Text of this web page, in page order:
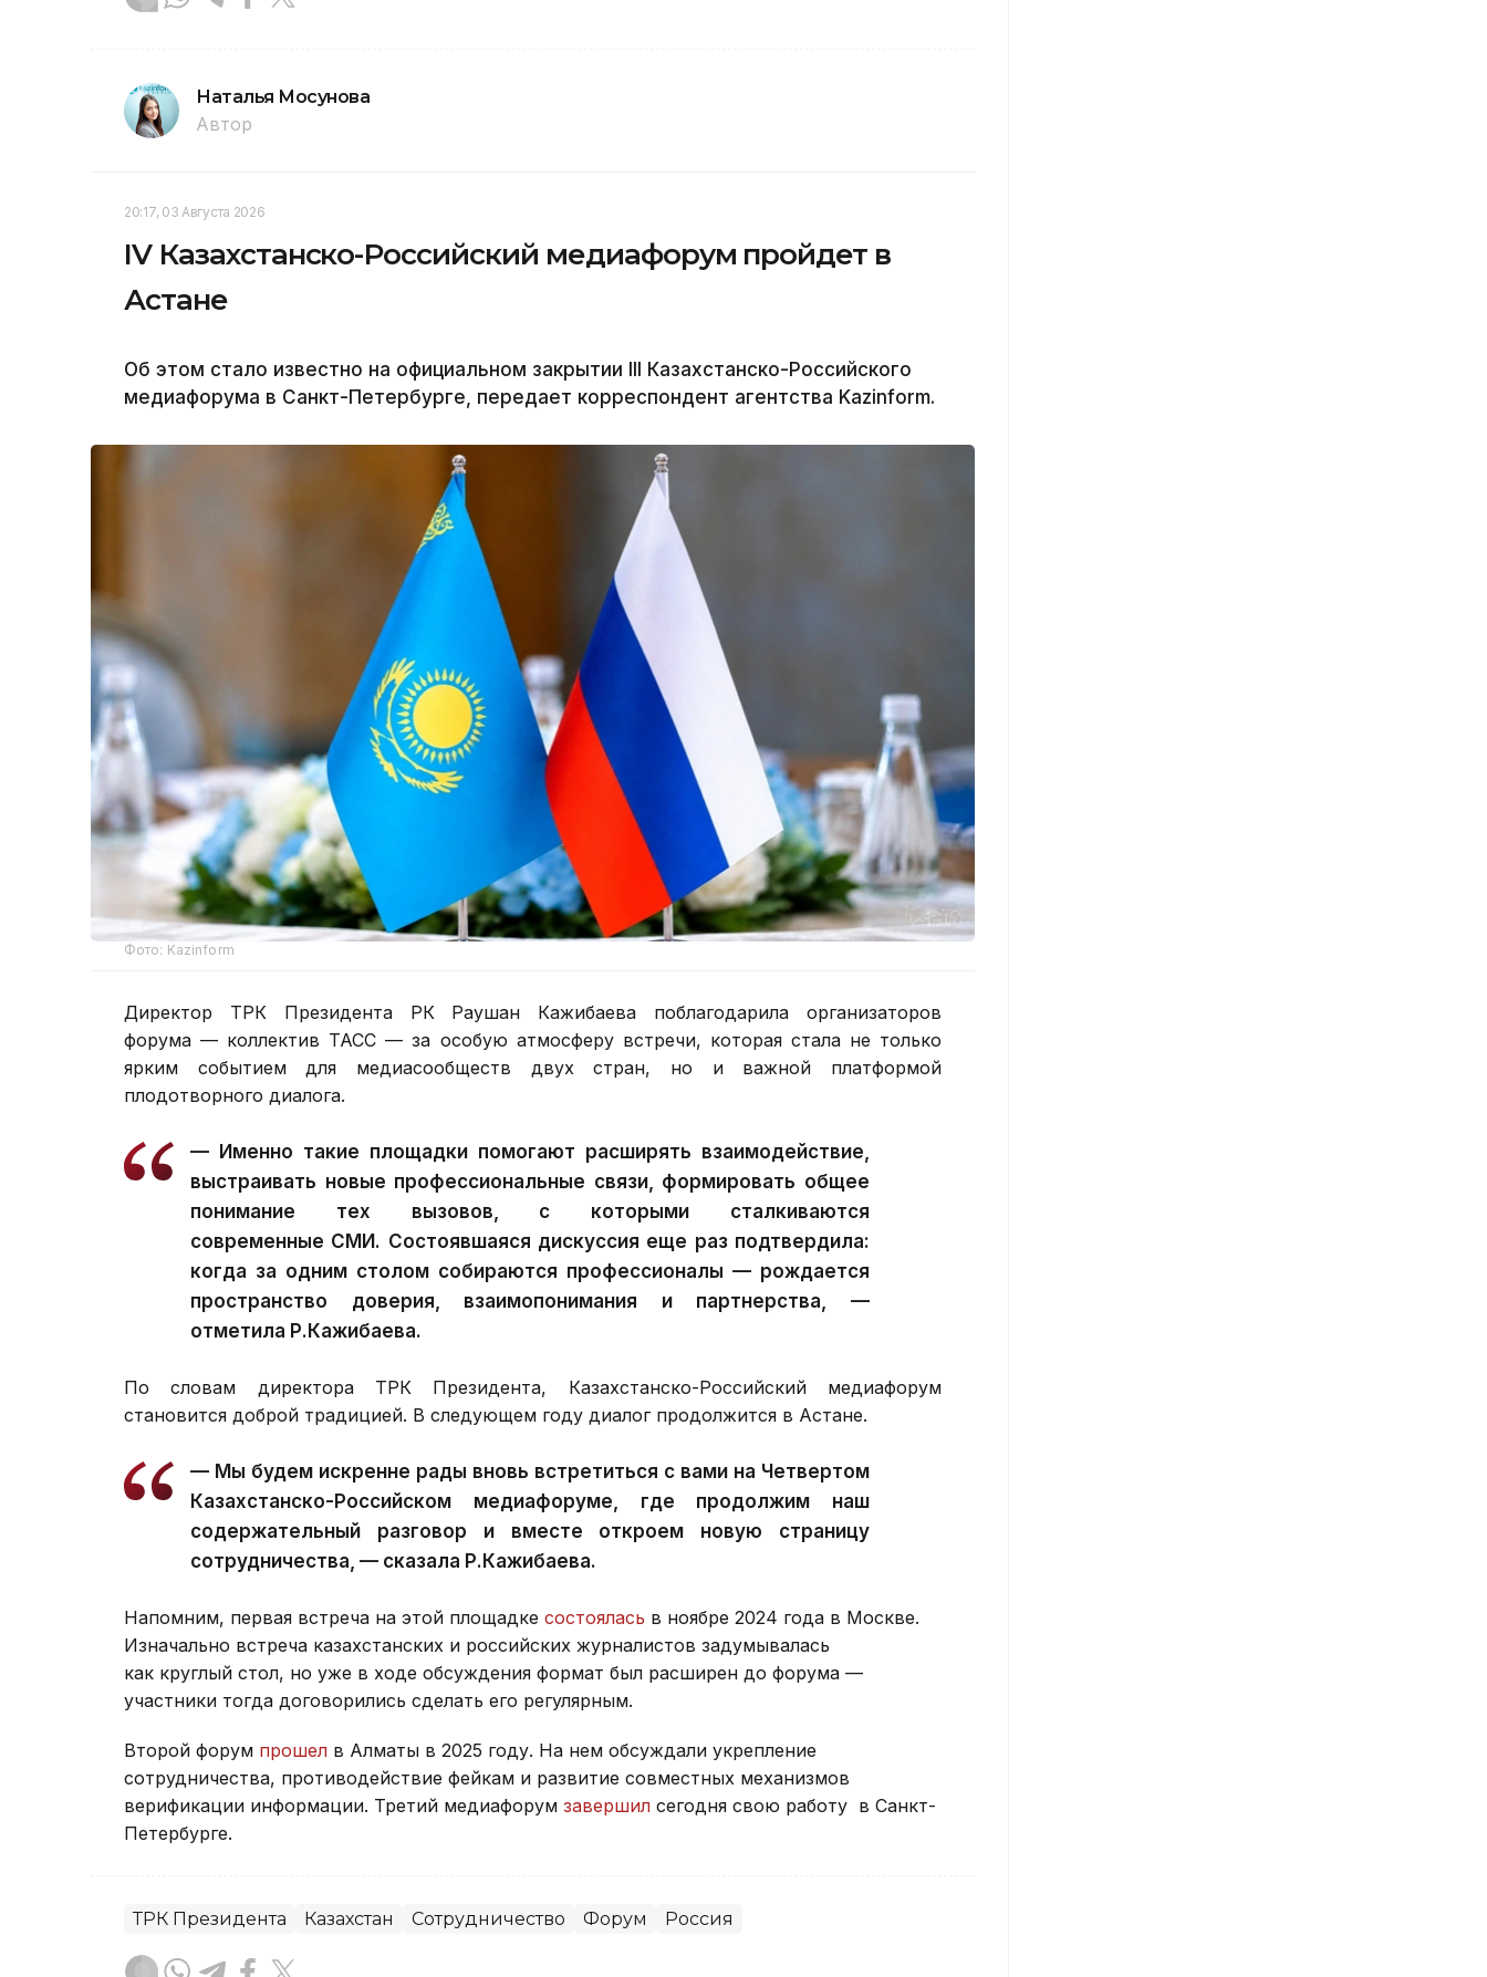
Наталья Мосунова
Автор
20:17, 03 Августа 2026
IV Казахстанско-Российский медиафорум пройдет в
Астане
Об этом стало известно на официальном закрытии III Казахстанско-Российского
медиафорума в Санкт-Петербурге, передает корреспондент агентства Kazinform.
Фото: Kazinform
Директор ТРК Президента РК Раушан Кажибаева поблагодарила организаторов
форума — коллектив ТАСС — за особую атмосферу встречи, которая стала не только
ярким событием для медиасообществ двух стран, но и важной платформой
плодотворного диалога.
— Именно такие площадки помогают расширять взаимодействие,
выстраивать новые профессиональные связи, формировать общее
понимание тех вызовов, с которыми сталкиваются
современные СМИ. Состоявшаяся дискуссия еще раз подтвердила:
когда за одним столом собираются профессионалы — рождается
пространство доверия, взаимопонимания и партнерства, —
отметила Р.Кажибаева.
По словам директора ТРК Президента, Казахстанско-Российский медиафорум
становится доброй традицией. В следующем году диалог продолжится в Астане.
— Мы будем искренне рады вновь встретиться с вами на Четвертом
Казахстанско-Российском медиафоруме, где продолжим наш
содержательный разговор и вместе откроем новую страницу
сотрудничества, — сказала Р.Кажибаева.
Напомним, первая встреча на этой площадке состоялась в ноябре 2024 года в Москве.
Изначально встреча казахстанских и российских журналистов задумывалась
как круглый стол, но уже в ходе обсуждения формат был расширен до форума —
участники тогда договорились сделать его регулярным.
Второй форум прошел в Алматы в 2025 году. На нем обсуждали укрепление
сотрудничества, противодействие фейкам и развитие совместных механизмов
верификации информации. Третий медиафорум завершил сегодня свою работу в Санкт-
Петербурге.
ТРК Президента Казахстан Сотрудничество Форум Россия